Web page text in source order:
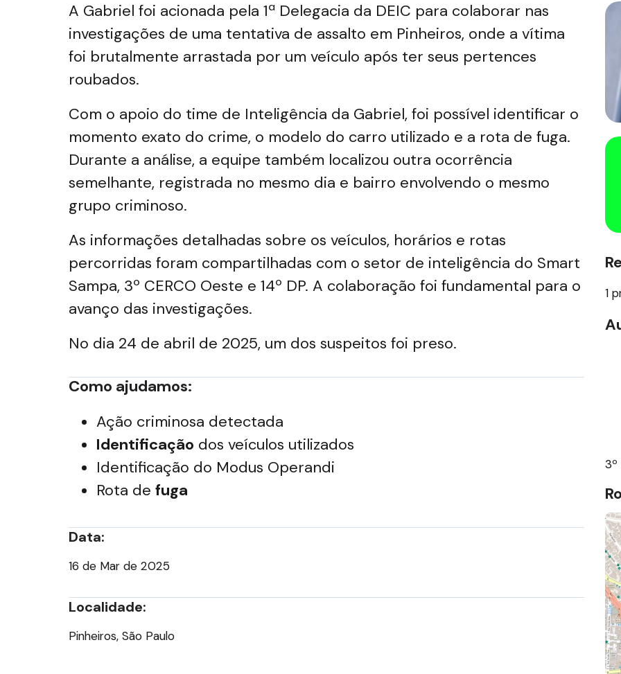
A Gabriel foi acionada pela 1ª Delegacia da DEIC para colaborar nas
investigações de uma tentativa de assalto em Pinheiros, onde a vítima
foi brutalmente arrastada por um veículo após ter seus pertences
roubados.
Com o apoio do time de Inteligência da Gabriel, foi possível identificar o
momento exato do crime, o modelo do carro utilizado e a rota de fuga.
Durante a análise, a equipe também localizou outra ocorrência
semelhante, registrada no mesmo dia e bairro envolvendo o mesmo
grupo criminoso.
As informações detalhadas sobre os veículos, horários e rotas
percorridas foram compartilhadas com o setor de inteligência do Smart
Sampa, 3º CERCO Oeste e 14º DP. A colaboração foi fundamental para o
avanço das investigações.
No dia 24 de abril de 2025, um dos suspeitos foi preso.
Como ajudamos:
Ação criminosa detectada
Identificação dos veículos utilizados
Identificação do Modus Operandi
Rota de fuga
Data:
16 de Mar de 2025
Localidade:
Pinheiros, São Paulo
1
3º